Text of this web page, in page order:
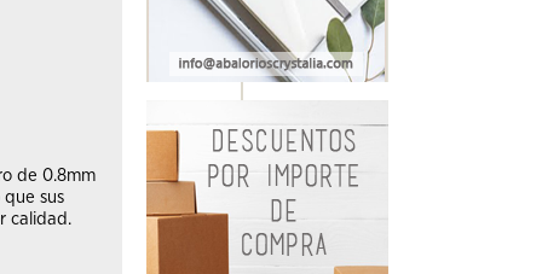
de 0.8mm
sus
calidad.